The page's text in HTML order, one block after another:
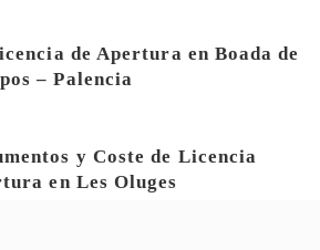
de Apertura en Boada de
– Palencia
y Coste de Licencia
en Les Oluges